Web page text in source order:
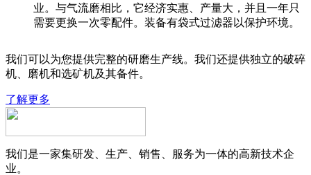
业。与气流磨相比，它经济实惠、产量大，并且一年只
需要更换一次零配件。装备有袋式过滤器以保护环境。
我们可以为您提供完整的研磨生产线。我们还提供独立的破碎
机、磨机和选矿机及其备件。
了解更多
我们是一家集研发、生产、销售、服务为一体的高新技术企
业。